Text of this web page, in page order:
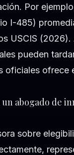
Por
I-485)
USCIS (2026).
pueden
oficiales ofrece
abogado de
sobre